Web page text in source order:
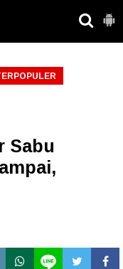
Sabu